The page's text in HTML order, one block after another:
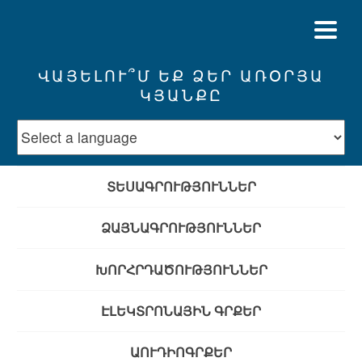
ՎԱՅԵԼՈՒ՞Մ ԵՔ ՁԵՐ ԱՌՕՐՅԱ
ԿՅԱՆՔԸ
ՏԵՍԱԳՐՈՒԹՅՈՒՆՆԵՐ
ՁԱՅՆԱԳՐՈՒԹՅՈՒՆՆԵՐ
ԽՈՐՀՐԴԱԾՈՒԹՅՈՒՆՆԵՐ
ԷԼԵԿՏՐՈՆԱՅԻՆ ԳՐՔԵՐ
ԱՈՒԴԻՈԳՐՔԵՐ